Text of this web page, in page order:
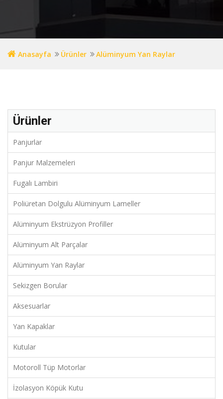
Anasayfa Ürünler Alüminyum Yan Raylar
Ürünler
Panjurlar
Panjur Malzemeleri
Fugalı Lambiri
Poliüretan Dolgulu Alüminyum Lameller
Alüminyum Ekstrüzyon Profiller
Alüminyum Alt Parçalar
Alüminyum Yan Raylar
Sekizgen Borular
Aksesuarlar
Yan Kapaklar
Kutular
Motoroll Tüp Motorlar
İzolasyon Köpük Kutu